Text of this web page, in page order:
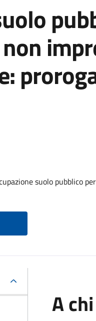
suolo pubblico
A